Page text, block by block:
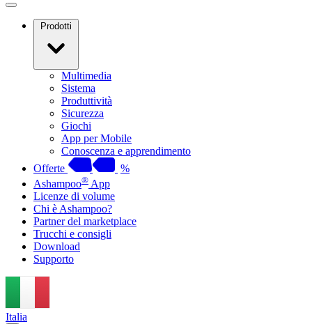
Prodotti
Multimedia
Sistema
Produttività
Sicurezza
Giochi
App per Mobile
Conoscenza e apprendimento
Offerte
%
Ashampoo® App
Licenze di volume
Chi è Ashampoo?
Partner del marketplace
Trucchi e consigli
Download
Supporto
Italia